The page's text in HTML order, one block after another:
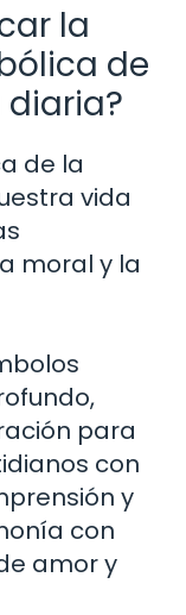
la
de
diaria?
de la
vida
moral y la
para
con
y
con
amor y